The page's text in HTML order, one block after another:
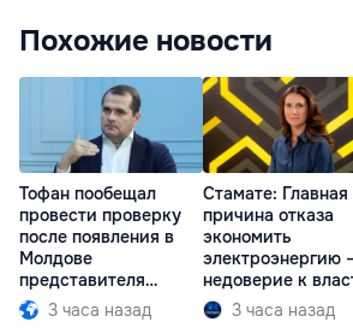
Похожие новости
Тофан пообещал
провести проверку
после появления в
Молдове
представителя
Южной Осетии
3 часа назад
Стамате: Главная
причина отказа
экономить
электроэнергию
недоверие к
3 часа назад